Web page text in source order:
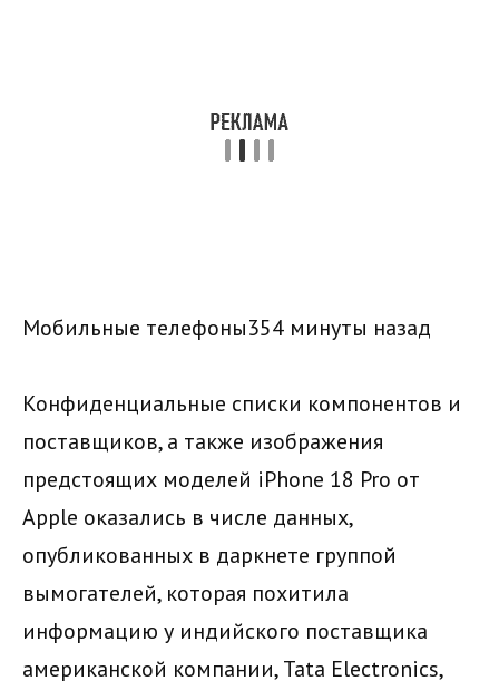
Мобильные телефоны354 минуты назад
Конфиденциальные списки компонентов и
поставщиков, а также изображения
предстоящих моделей iPhone 18 Pro от
Apple оказались в числе данных,
опубликованных в даркнете группой
вымогателей, которая похитила
информацию у индийского поставщика
американской компании, Tata Electronics,